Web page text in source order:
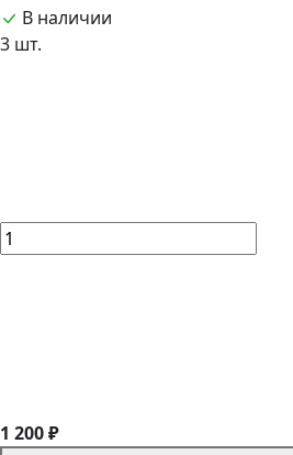
В наличии
3 шт.
1 200 ₽